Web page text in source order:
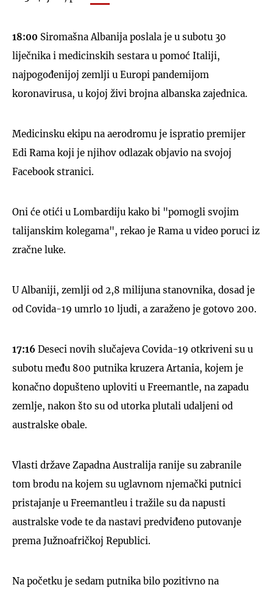
18:00 Siromašna Albanija poslala je u subotu 30
liječnika i medicinskih sestara u pomoć Italiji,
najpogođenijoj zemlji u Europi pandemijom
koronavirusa, u kojoj živi brojna albanska zajednica.
Medicinsku ekipu na aerodromu je ispratio premijer
Edi Rama koji je njihov odlazak objavio na svojoj
Facebook stranici.
Oni će otići u Lombardiju kako bi "pomogli svojim
talijanskim kolegama", rekao je Rama u video poruci iz
zračne luke.
U Albaniji, zemlji od 2,8 milijuna stanovnika, dosad je
od Covida-19 umrlo 10 ljudi, a zaraženo je gotovo 200.
17:16 Deseci novih slučajeva Covida-19 otkriveni su u
subotu među 800 putnika kruzera Artania, kojem je
konačno dopušteno uploviti u Freemantle, na zapadu
zemlje, nakon što su od utorka plutali udaljeni od
australske obale.
Vlasti države Zapadna Australija ranije su zabranile
tom brodu na kojem su uglavnom njemački putnici
pristajanje u Freemantleu i tražile su da napusti
australske vode te da nastavi predviđeno putovanje
prema Južnoafričkoj Republici.
Na početku je sedam putnika bilo pozitivno na
UKLJUČITE NOTIFIKACIJE